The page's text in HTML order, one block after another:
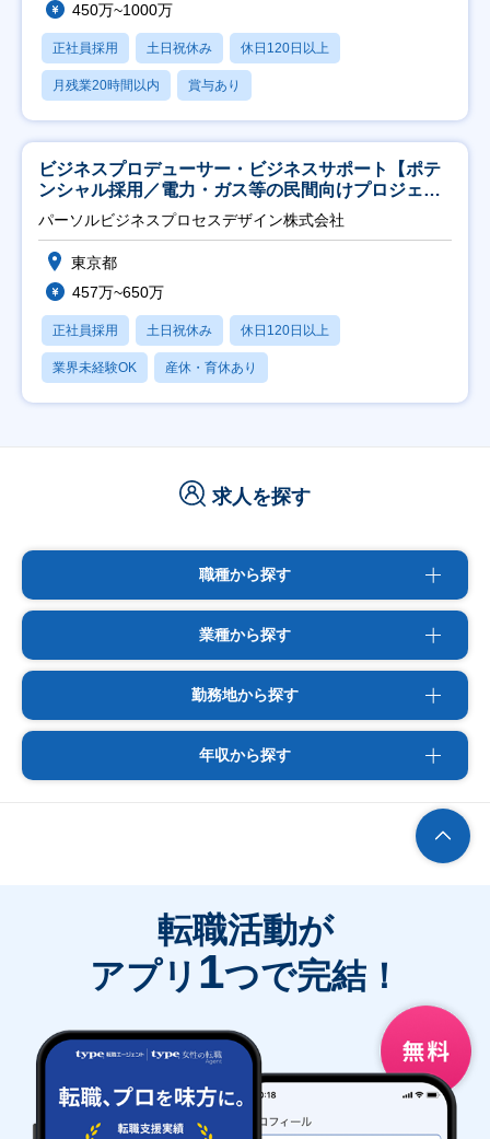
450万~1000万
正社員採用 土日祝休み 休日120日以上
月残業20時間以内 賞与あり
ビジネスプロデューサー・ビジネスサポート【ポテ
ンシャル採用／電力・ガス等の民間向けプロジェク
ト推進】
パーソルビジネスプロセスデザイン株式会社
東京都
457万~650万
正社員採用 土日祝休み 休日120日以上
業界未経験OK 産休・育休あり
求人を探す
職種から探す
業種から探す
勤務地から探す
年収から探す
転職活動が
アプリ 1つで完結！